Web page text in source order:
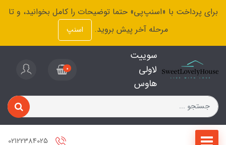
برای پرداخت با «اسنپ‌پی» حتما توضیحات را کامل بخوانید، و تا
مرحله آخر پیش بروید.
اسنپ
سوییت
لاولی
هاوس
0